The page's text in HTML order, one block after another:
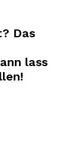
Das
lass